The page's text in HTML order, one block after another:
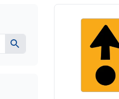
meerdere